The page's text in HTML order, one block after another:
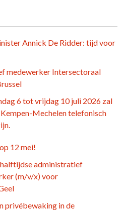
Annick De Ridder: tijd voor
medewerker Intersectoraal
6 tot vrijdag 10 juli 2026 zal
Mechelen telefonisch
12 mei!
administratief
(m/v/x) voor
privébewaking in de